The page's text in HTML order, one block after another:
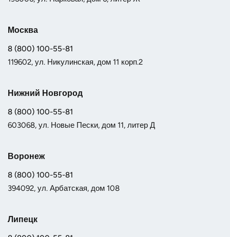
Москва
8 (800) 100-55-81
119602, ул. Никулинская, дом 11 корп.2
Нижний Новгород
8 (800) 100-55-81
603068, ул. Новые Пески, дом 11, литер Д
Воронеж
8 (800) 100-55-81
394092, ул. Арбатская, дом 108
Липецк